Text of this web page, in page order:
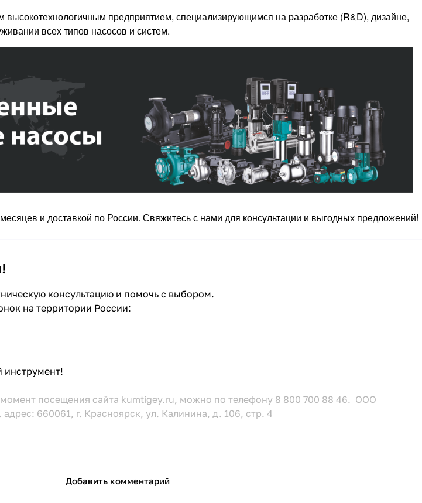
высокотехнологичным предприятием, специализирующимся на разработке (R&D), дизайне,
всех типов насосов и систем.
и доставкой по России. Свяжитесь с нами для консультации и выгодных предложений!
консультацию и помочь с выбором.
на территории России:
инструмент!
посещения сайта kumtigey.ru, можно по телефону 8 800 700 88 46. ООО
660061, г. Красноярск, ул. Калинина, д. 106, стр. 4
Добавить комментарий